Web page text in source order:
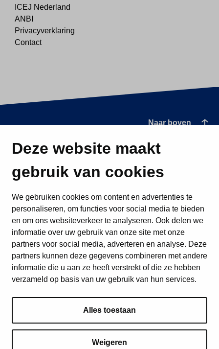
Deze website maakt
gebruik van cookies
We gebruiken cookies om content en advertenties te
personaliseren, om functies voor social media te bieden
en om ons websiteverkeer te analyseren. Ook delen we
informatie over uw gebruik van onze site met onze
partners voor social media, adverteren en analyse. Deze
partners kunnen deze gegevens combineren met andere
informatie die u aan ze heeft verstrekt of die ze hebben
verzameld op basis van uw gebruik van hun services.
Alles toestaan
Weigeren
ICEJ Nederland
ANBI
Privacyverklaring
Contact
Naar boven